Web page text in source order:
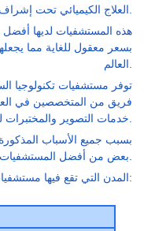
هذه المستشفيات لديها
بسعر معقول للغاية مما
توفر مستشفيات تكنولوجيا
فريق من المتخصصين في
بسبب جميع الأسباب المذكورة
المدن التي تقع فيها مستشفيات الجراحة الكبرى الشهيرة عالمياً ، وهي: